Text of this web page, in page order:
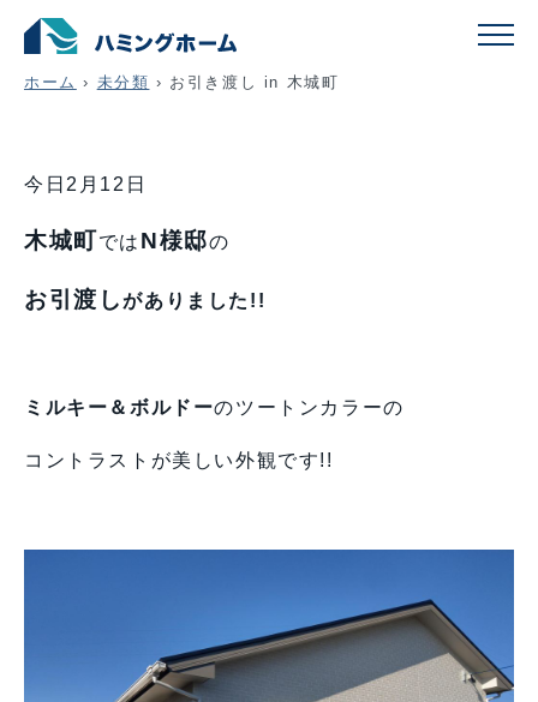
お引き渡し in 木城町
ホーム › 未分類 › お引き渡し in 木城町
今日2月12日
木城町では N様邸の
お引渡しがありました!!
ミルキー＆ボルドーのツートンカラーの
コントラストが美しい外観です!!